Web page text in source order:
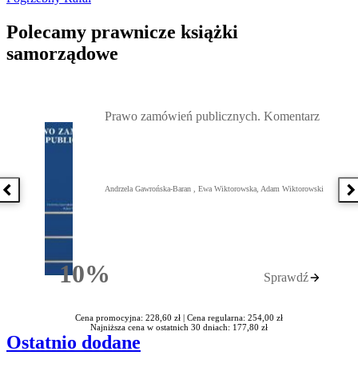
Polecamy prawnicze książki
samorządowe
Poprzednia książka
10%Rabatu
Prawo zamówień publicznych. Komentarz
Andrzela Gawrońska-Baran , Ewa Wiktorowska, Adam Wiktorowski
Sprawdź
Cena promocyjna: 228,60 zł | Cena regularna: 254,00 zł
Najniższa cena w ostatnich 30 dniach: 177,80 zł
Ostatnio dodane